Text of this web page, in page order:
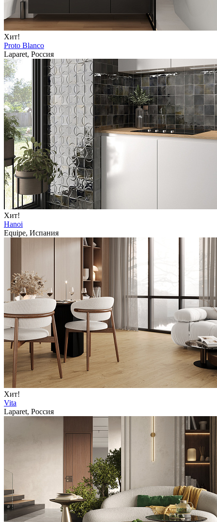
Хит!
Proto Blanco
Laparet, Россия
Хит!
Hanoi
Equipe, Испания
Хит!
Vita
Laparet, Россия